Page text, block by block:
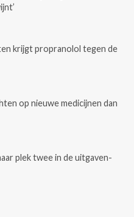
krijgt propranolol tegen de
op nieuwe medicijnen dan
plek twee in de uitgaven-